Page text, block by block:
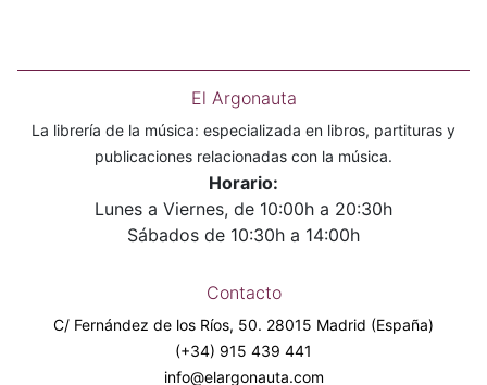
El Argonauta
La librería de la música: especializada en libros, partituras y
publicaciones relacionadas con la música.
Horario:
Lunes a Viernes, de 10:00h a 20:30h
Sábados de 10:30h a 14:00h
Contacto
C/ Fernández de los Ríos, 50. 28015 Madrid (España)
(+34) 915 439 441
info@elargonauta.com